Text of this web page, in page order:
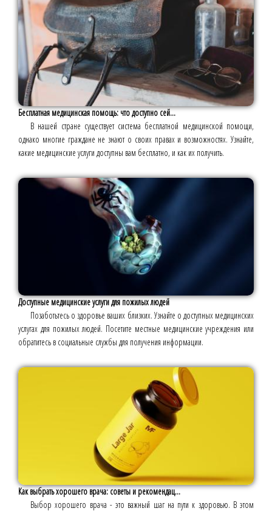
Бесплатная медицинская помощь: что доступно сей...
В нашей стране существует система бесплатной медицинской помощи,
однако многие граждане не знают о своих правах и возможностях. Узнайте,
какие медицинские услуги доступны вам бесплатно, и как их получить.
Доступные медицинские услуги для пожилых людей
Позаботьтесь о здоровье ваших близких. Узнайте о доступных медицинских
услугах для пожилых людей. Посетите местные медицинские учреждения или
обратитесь в социальные службы для получения информации.
Как выбрать хорошего врача: советы и рекомендац...
Выбор хорошего врача - это важный шаг на пути к здоровью. В этом